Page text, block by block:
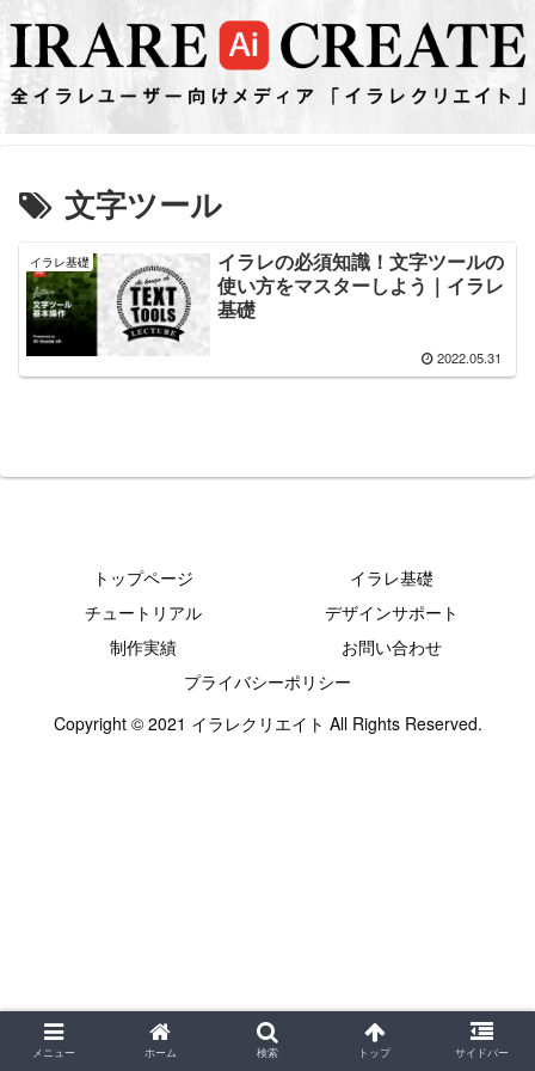
文字ツール
イラレ基礎
イラレの必須知識！文字ツールの
使い方をマスターしよう｜イラレ
基礎
2022.05.31
トップページ
イラレ基礎
チュートリアル
デザインサポート
制作実績
お問い合わせ
プライバシーポリシー
Copyright © 2021 イラレクリエイト All Rights Reserved.
メニュー ホーム 検索 トップ サイドバー